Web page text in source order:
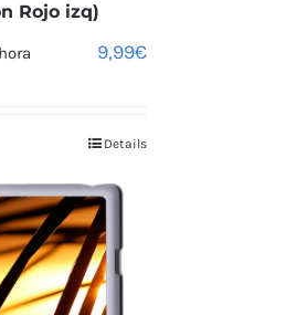
Rojo izq)
9,99€
Details